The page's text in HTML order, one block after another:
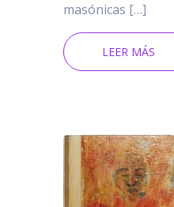
masónicas […]
LEER MÁS